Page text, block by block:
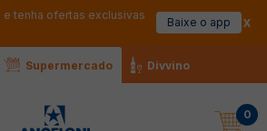
e tenha ofertas exclusivas
Baixe o app
Supermercado Divvino
0